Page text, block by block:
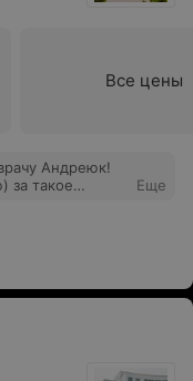
Все цены
Андреюк!
за такое
улыбкой
Еще